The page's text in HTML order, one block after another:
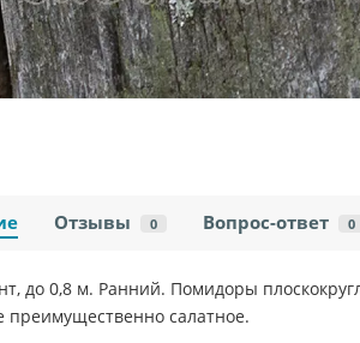
Отзывы 0 Вопрос-ответ 0
до 0,8 м. Ранний. Помидоры
преимущественно салатное.